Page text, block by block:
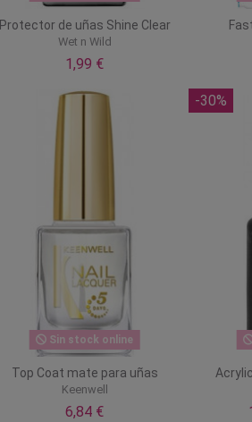
Protector de uñas Shine Clear
Wet n Wild
1,99 €
Sin stock online
Top Coat mate para uñas
Keenwell
6,84 €
-30%